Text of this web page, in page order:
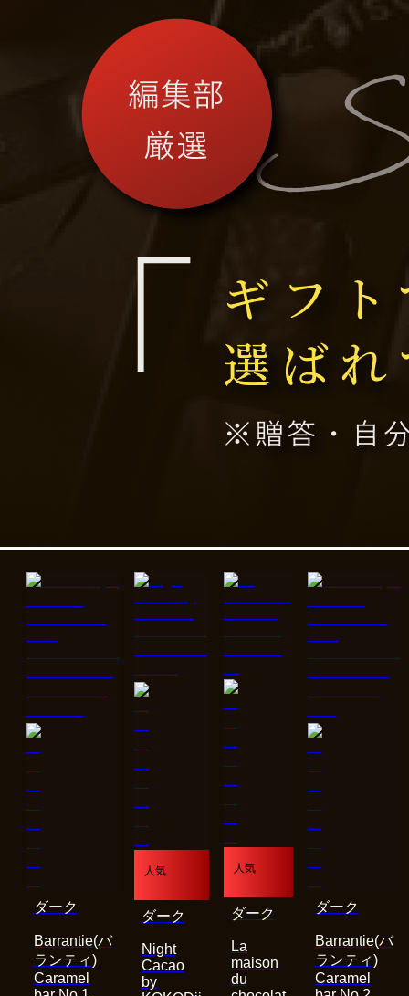
Barrantie(バ
ランティ)
Caramel
ダーク
人気
Night
Cacao
by
ダーク
人気
La
maison
du
ダーク
Barrantie(バ
ランティ)
Caramel
ダーク